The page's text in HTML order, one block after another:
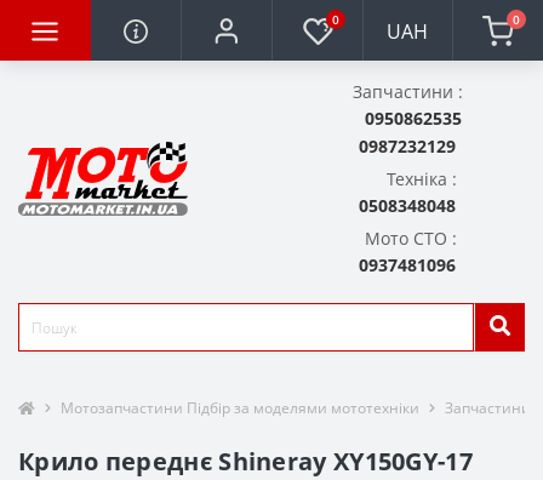
0 UAH 0
Запчастини :
0950862535
0987232129
Техніка :
0508348048
Мото СТО :
0937481096
Мотозапчастини Підбір за моделями мототехніки Запчастини
Крило переднє Shineray XY150GY-17